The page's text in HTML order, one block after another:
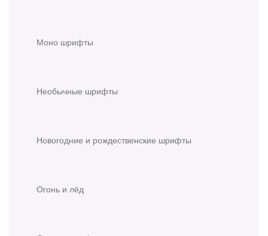
Моно шрифты
Необычные шрифты
Новогодние и рождественские шрифты
Огонь и лёд